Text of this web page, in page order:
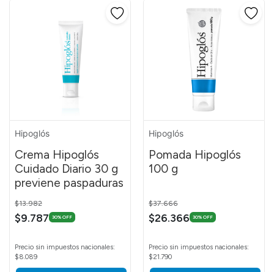
Hipoglós
Crema Hipoglós
Cuidado Diario 30 g
previene paspaduras
Price reduced from
$13.982
$9.787 30% OFF
Precio sin impuestos nacionales:
$8.089
Hipoglós
Pomada Hipoglós
100 g
Price reduced from
$37.666
$26.366 30% OFF
Precio sin impuestos nacionales:
$21.790